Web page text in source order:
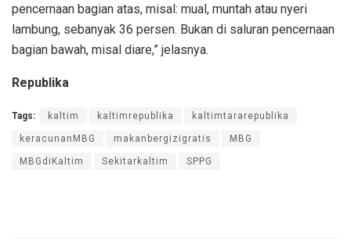
pencernaan bagian atas, misal: mual, muntah atau nyeri
lambung, sebanyak 36 persen. Bukan di saluran pencernaan
bagian bawah, misal diare,” jelasnya.
Republika
Tags: kaltim kaltimrepublika kaltimtararepublika
keracunanMBG makanbergizigratis MBG
MBGdiKaltim Sekitarkaltim SPPG